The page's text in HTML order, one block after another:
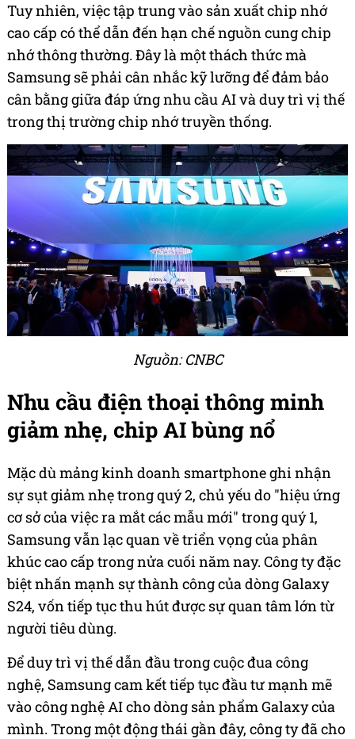
Tuy nhiên, việc tập trung vào sản xuất chip nhớ
cao cấp có thể dẫn đến hạn chế nguồn cung chip
nhớ thông thường. Đây là một thách thức mà
Samsung sẽ phải cân nhắc kỹ lưỡng để đảm bảo
cân bằng giữa đáp ứng nhu cầu AI và duy trì vị thế
trong thị trường chip nhớ truyền thống.
Nguồn: CNBC
Nhu cầu điện thoại thông minh
giảm nhẹ, chip AI bùng nổ
Mặc dù mảng kinh doanh smartphone ghi nhận
sự sụt giảm nhẹ trong quý 2, chủ yếu do "hiệu ứng
cơ sở của việc ra mắt các mẫu mới" trong quý 1,
Samsung vẫn lạc quan về triển vọng của phân
khúc cao cấp trong nửa cuối năm nay. Công ty đặc
biệt nhấn mạnh sự thành công của dòng Galaxy
S24, vốn tiếp tục thu hút được sự quan tâm lớn từ
người tiêu dùng.
Để duy trì vị thế dẫn đầu trong cuộc đua công
nghệ, Samsung cam kết tiếp tục đầu tư mạnh mẽ
vào công nghệ AI cho dòng sản phẩm Galaxy của
mình. Trong một động thái gần đây, công ty đã cho